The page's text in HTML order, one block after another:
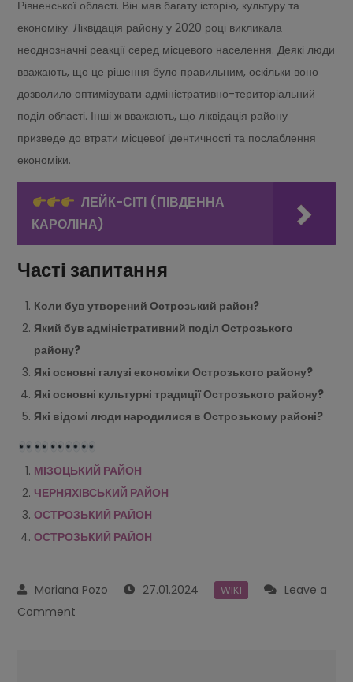
Рівненської області. Він мав багату історію, культуру та
економіку. Ліквідація району у 2020 році викликала
неоднозначні реакції серед місцевого населення. Деякі люди
вважають, що це рішення було правильним, оскільки воно
дозволило оптимізувати адміністративно-територіальний
поділ області. Інші ж вважають, що ліквідація району
призведе до втрати місцевої ідентичності та послаблення
економіки.
ЛЕЙК-СІТІ (ПІВДЕННА
КАРОЛІНА)
Часті запитання
Коли був утворений Острозький район?
Який був адміністративний поділ Острозького
району?
Які основні галузі економіки Острозького району?
Які основні культурні традиції Острозького району?
Які відомі люди народилися в Острозькому районі?
МІЗОЦЬКИЙ РАЙОН
ЧЕРНЯХІВСЬКИЙ РАЙОН
ОСТРОЗЬКИЙ РАЙОН
ОСТРОЗЬКИЙ РАЙОН
27.01.2024 WIKI
Leave a
Comment